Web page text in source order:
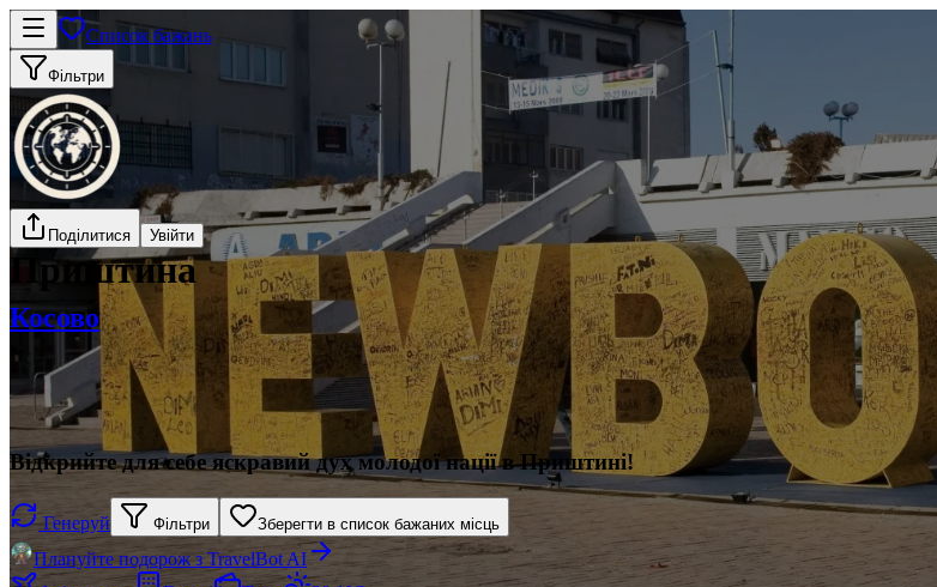
Список бажань
Фільтри
Поділитися Увійти
Приштина
Косово
Відкрийте для себе яскравий дух молодої нації в Приштині!
Генеруй Фільтри Зберегти в список бажаних місць
Плануйте подорож з TravelBot AI